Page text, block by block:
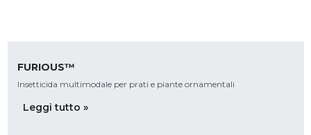
FURIOUS™
Insetticida multimodale per prati e piante ornamentali
Leggi tutto »